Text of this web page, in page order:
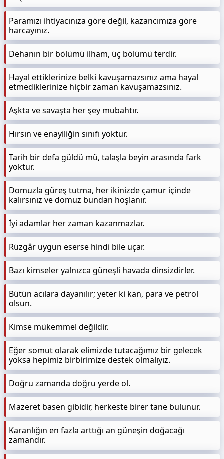
Paramızı ihtiyacınıza göre değil, kazancımıza göre
harcayınız.
Dehanın bir bölümü ilham, üç bölümü terdir.
Hayal ettiklerinize belki kavuşamazsınız ama hayal
etmediklerinize hiçbir zaman kavuşamazsınız.
Aşkta ve savaşta her şey mubahtır.
Hırsın ve enayiliğin sınıfı yoktur.
Tarih bir defa güldü mü, talaşla beyin arasında fark
yoktur.
Domuzla güreş tutma, her ikinizde çamur içinde
kalırsınız ve domuz bundan hoşlanır.
İyi adamlar her zaman kazanmazlar.
Rüzgâr uygun eserse hindi bile uçar.
Bazı kimseler yalnızca güneşli havada dinsizdirler.
Bütün acılara dayanılır; yeter ki kan, para ve petrol
olsun.
Kimse mükemmel değildir.
Eğer somut olarak elimizde tutacağımız bir gelecek
yoksa hepimiz birbirimize destek olmalıyız.
Doğru zamanda doğru yerde ol.
Mazeret basen gibidir, herkeste birer tane bulunur.
Karanlığın en fazla arttığı an güneşin doğacağı
zamandır.